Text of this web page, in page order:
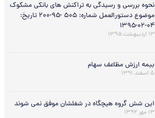
نحوه بررسي و رسيدگي به تراکنش هاي بانکي مشکوک
موضوع دستورالعمل شماره: ۵۰۵ -۹۵-۲۰۰ تاريخ:
۰۴-۰۲-۱۳۹۵
۱۳ اردیبهشت ۱۳۹۵
بیمه ارزش مظاعف سهام
۵ اسفند ۱۳۹۱
این شش گروه هیچگاه در شغلشان موفق نمی شوند
۱۳ مهر ۱۳۹۲